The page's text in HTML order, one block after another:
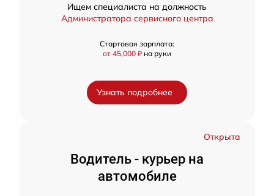
Ищем специалиста на должность
Администратора сервисного центра
Стартовая зарплата:
от 45,000 ₽ на руки
Узнать подробнее
Открыта
Водитель - курьер на
автомобиле